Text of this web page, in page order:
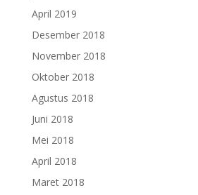
April 2019
Desember 2018
November 2018
Oktober 2018
Agustus 2018
Juni 2018
Mei 2018
April 2018
Maret 2018